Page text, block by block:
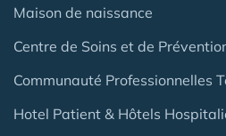
Maison de naissance
Centre de Soins et de
Communauté Professionnelles
Hotel Patient & Hôtels